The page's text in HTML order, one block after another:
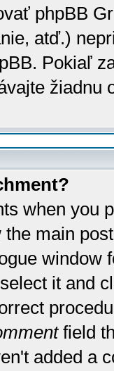
phpBB
atď.)
Pokiaľ
žiadnu
when you
main
window
it and
field
added a